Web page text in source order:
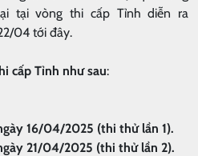
tại vòng thi cấp Tỉnh diễn ra
04 tới đây.
cấp Tỉnh như sau:
16/04/2025 (thi thử lần 1).
21/04/2025 (thi thử lần 2).